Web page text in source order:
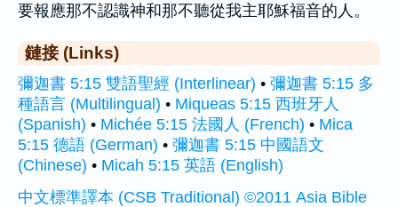
要報應那不認識神和那不聽從我主耶穌福音的人。
鏈接 (Links)
彌迦書 5:15 雙語聖經 (Interlinear) • 彌迦書 5:15 多
種語言 (Multilingual) • Miqueas 5:15 西班牙人
(Spanish) • Michée 5:15 法國人 (French) • Mica
5:15 德語 (German) • 彌迦書 5:15 中國語文
(Chinese) • Micah 5:15 英語 (English)
中文標準譯本 (CSB Traditional) ©2011 Asia Bible